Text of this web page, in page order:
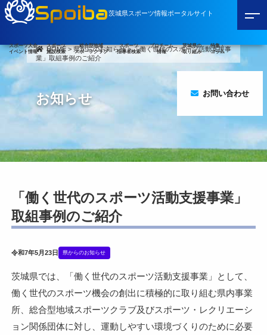
Spoiba茨城県スポーツ情報ポータルサイト
スポーツ大会
イベント情報
スポーツ
施設検索
総合型地域
スポーツクラブ
スポーツ
指導者検索
プロチーム
情報
茨城県の
取り組み
特集・
コラム
お問い合わせ
HOME>県からのお知らせ>「働く世代のスポーツ活動支援事
業」取組事例のご紹介
お知らせ
「働く世代のスポーツ活動支援事業」
取組事例のご紹介
令和7年5月23日 県からのお知らせ
茨城県では、「働く世代のスポーツ活動支援事業」として、
働く世代のスポーツ機会の創出に積極的に取り組む県内事業
所、総合型地域スポーツクラブ及びスポーツ・レクリエーシ
ョン関係団体に対し、運動しやすい環境づくりのために必要